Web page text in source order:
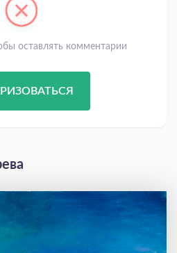
оставлять комментарии